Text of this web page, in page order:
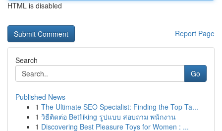
HTML is disabled
Report Page
Search
Go
Published News
1 The Ultimate SEO Specialist: Finding the Top Ta...
1 วิธีติดต่อ Betfliking รูปแบบ สอบถาม พนักงาน
1 Discovering Best Pleasure Toys for Women : ...